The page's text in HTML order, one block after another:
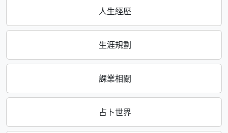
人生經歷
生涯規劃
課業相關
占卜世界